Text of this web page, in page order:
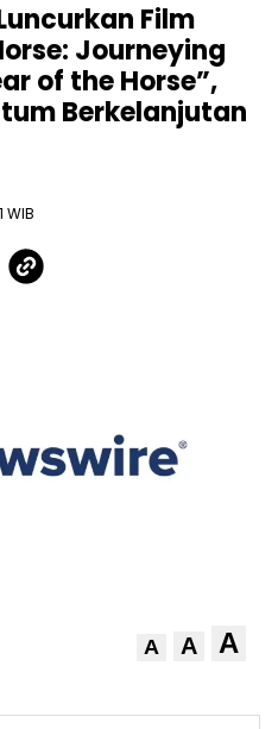
Film
Journeying
of the Horse”,
Berkelanjutan
WIB
A A A